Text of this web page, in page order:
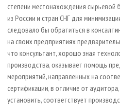
степени местонахождения сырьевой
из России и стран СНГ для
следовало бы обратиться в
на своих предприятиях
что консультант, хорошо зная
производства, оказывает помощь
мероприятий, направленных на
сертификации, в отличие от
установить, соответствует